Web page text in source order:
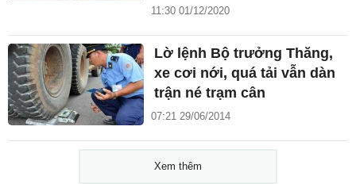
11:30 01/12/2020
Lờ lệnh Bộ trưởng Thăng,
xe cơi nới, quá tải vẫn dàn
trận né trạm cân
07:21 29/06/2014
Xem thêm